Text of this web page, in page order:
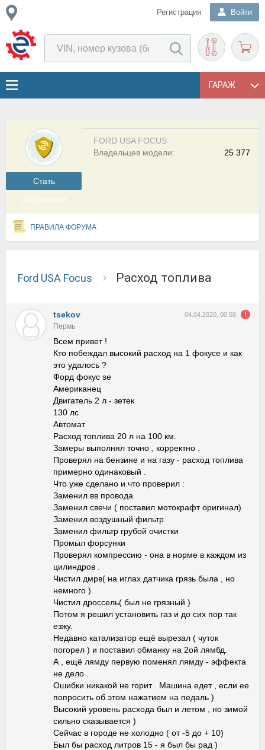
Регистрация Войти
ГАРАЖ
Cтать
участником
FORD USA FOCUS
25 377
Владельцев модели:
ПРАВИЛА ФОРУМА
Ford USA Focus Расход топлива
tsekov 04.04.2020, 00:58
Пермь
Всем привет !
Кто побеждал высокий расход на 1 фокусе и как
это удалось ?
Форд фокус se
Американец
Двигатель 2 л - зетек
130 лс
Автомат
Расход топлива 20 л на 100 км.
Замеры выполнял точно , корректно .
Проверял на бензине и на газу - расход топлива
примерно одинаковый .
Что уже сделано и что проверил :
Заменил вв провода
Заменил свечи ( поставил мотокрафт оригинал)
Заменил воздушный фильтр
Заменил фильтр грубой очистки
Промыл форсунки
Проверял компрессию - она в норме в каждом из
цилиндров .
Чистил дмрв( на иглах датчика грязь была , но
немного ).
Чистил дроссель( был не грязный )
Потом я решил установить газ и до сих пор так
езжу.
Недавно катализатор ещё вырезал ( чуток
погорел ) и поставил обманку на 2ой лямбд.
А , ещё лямду первую поменял лямду - эффекта
не дело .
Ошибки никакой не горит . Машина едет , если ее
попросить об этом нажатием на педаль )
Высокий уровень расхода был и летом , но зимой
сильно сказывается )
Сейчас в городе не холодно ( от -5 до + 10)
Был бы расход литров 15 - я был бы рад )